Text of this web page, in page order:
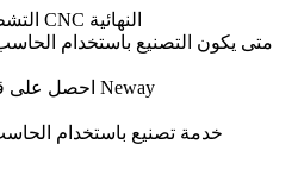
التشطيب السطحي والفحص لقطع CNC النهائية
متى يكون التصنيع باستخدام
احصل على قطع تصنيع مخصصة نهائية من Neway
خدمة تصنيع باستخدام